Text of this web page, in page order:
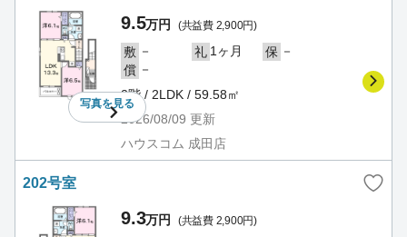
写真を見る
9.5万円 (共益費 2,900円)
敷 － 礼 1ヶ月 保 －
償 －
2階 / 2LDK / 59.58㎡
2026/08/09 更新
ハウスコム 成田店
202号室
9.3万円 (共益費 2,900円)